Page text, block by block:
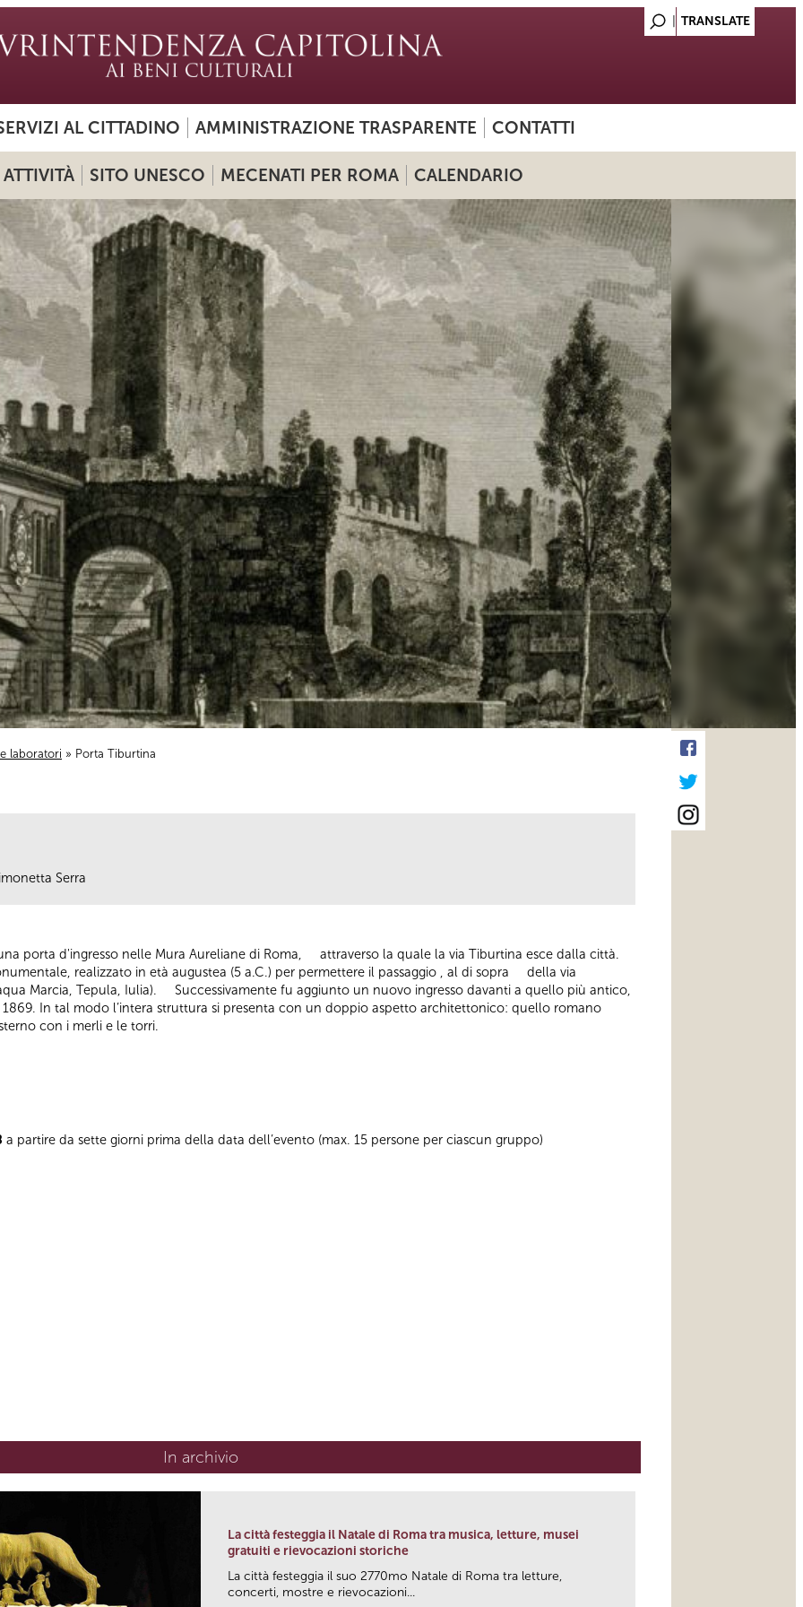
AL CITTADINO AMMINISTRAZIONE TRASPARENTE CONTATTI
ATTIVITÀ SITO UNESCO MECENATI PER ROMA CALENDARIO
laboratori » Porta Tiburtina
Serra
porta d'ingresso nelle Mura Aureliane di Roma, attraverso la quale la via Tiburtina esce dalla città.
realizzato in età augustea (5 a.C.) per permettere il passaggio , al di sopra della via
Marcia, Tepula, Iulia). Successivamente fu aggiunto un nuovo ingresso davanti a quello più antico,
In tal modo l’intera struttura si presenta con un doppio aspetto architettonico: quello romano
con i merli e le torri.
a partire da sette giorni prima della data dell’evento (max. 15 persone per ciascun gruppo)
In archivio
La città festeggia il Natale di Roma tra musica, letture, musei
gratuiti e rievocazioni storiche
La città festeggia il suo 2770mo Natale di Roma tra letture,
concerti, mostre e rievocazioni...